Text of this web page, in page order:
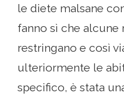
le diete malsane
fanno sì che
restringano e così
ulteriormente le
specifico, è stata